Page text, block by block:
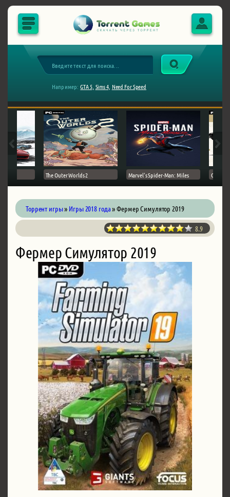
Например: GTA 5, Sims 4, Need For Speed
The Outer Worlds 2 Marvel's Spider-Man: Miles Ghost
Торрент игры» Игры 2018 года» Фермер Симулятор 2019
8.9
Фермер Симулятор 2019